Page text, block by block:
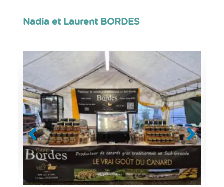
Nadia et Laurent BORDES
Aucune légende